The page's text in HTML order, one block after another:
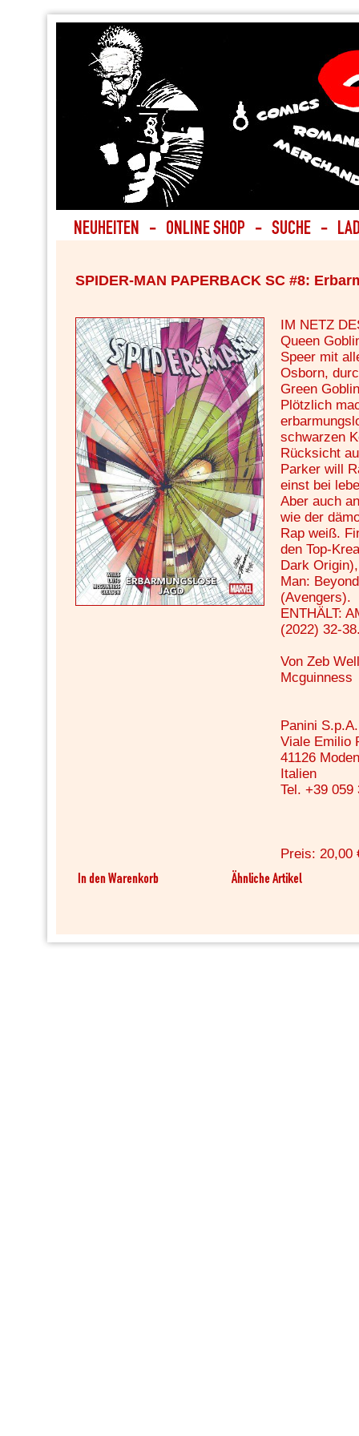
SPIDER-MAN PAPERBACK SC #8:
IM NETZ
Queen
Speer mit
Osborn,
Green
Plötzlich
schwarzen
Rücksicht
Parker will
einst bei
Aber auch
wie der
Rap weiß.
den Top-
Dark
Man:
(Avengers).
ENTHÄLT:
(2022) 32-
Von Zeb
Mcguinness
Panini S.p.A.
Viale Emilio
41126
Italien
Tel. +39 059
Preis: 20,00